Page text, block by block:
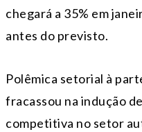
chegará a 35% em
antes do previsto.
Polêmica setorial à
fracassou na indução
competitiva no setor